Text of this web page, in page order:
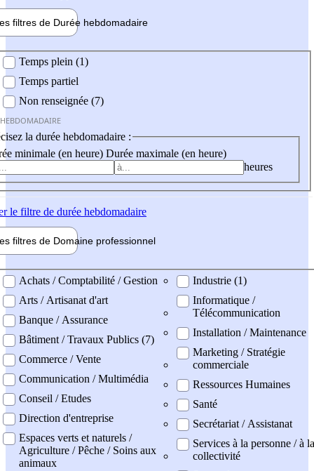
filtres de Durée hebdomadaire
Temps plein (1)
Temps partiel
Non renseignée (7)
la durée hebdomadaire :
minimale (en heure) Durée maximale (en heure)
heures
le filtre de durée hebdomadaire
filtres de Domaine professionnel
professionel
Achats / Comptabilité / Gestion
Arts / Artisanat d'art
Banque / Assurance
Bâtiment / Travaux Publics (7)
Commerce / Vente
Communication / Multimédia
Conseil / Etudes
Direction d'entreprise
Espaces verts et naturels /
Agriculture / Pêche / Soins aux
animaux
Industrie (1)
Informatique /
Télécommunication
Installation / Maintenance
Marketing / Stratégie
commerciale
Ressources Humaines
Santé
Secrétariat / Assistanat
Services à la personne / à la
collectivité